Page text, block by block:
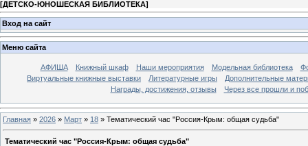
[ДЕТСКО-ЮНОШЕСКАЯ БИБЛИОТЕКА]
Вход на сайт
Меню сайта
АФИША Книжный шкаф Наши мероприятия Модельная библиотека
Виртуальные книжные выставки
Литературные игры
Дополнительные
Награды, достижения, отзывы
Через все прошли и
Главная » 2026 » Март » 18 » Тематический час "Россия-Крым: общая судьба"
Тематический час "Россия-Крым: общая судьба"